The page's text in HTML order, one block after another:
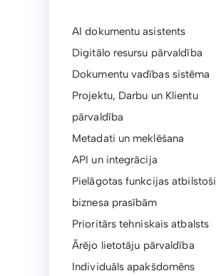
AI dokumentu asistents
Digitālo resursu pārvaldība
Dokumentu vadības sistēma
Projektu, Darbu un Klientu
pārvaldība
Metadati un meklēšana
API un integrācija
Pielāgotas funkcijas atbilstoši
biznesa prasībām
Prioritārs tehniskais atbalsts
Ārējo lietotāju pārvaldība
Individuāls apakšdomēns